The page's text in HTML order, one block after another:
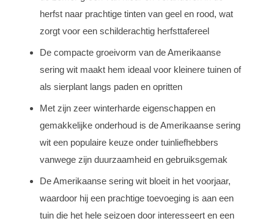
herfst naar prachtige tinten van geel en rood, wat
zorgt voor een schilderachtig herfsttafereel
De compacte groeivorm van de Amerikaanse
sering wit maakt hem ideaal voor kleinere tuinen of
als sierplant langs paden en opritten
Met zijn zeer winterharde eigenschappen en
gemakkelijke onderhoud is de Amerikaanse sering
wit een populaire keuze onder tuinliefhebbers
vanwege zijn duurzaamheid en gebruiksgemak
De Amerikaanse sering wit bloeit in het voorjaar,
waardoor hij een prachtige toevoeging is aan een
tuin die het hele seizoen door interesseert en een